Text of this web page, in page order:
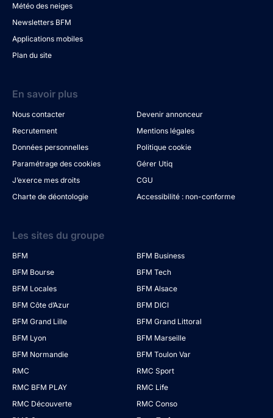
Météo des neiges
Newsletters BFM
Applications mobiles
Plan du site
En savoir plus
Nous contacter
Devenir annonceur
Recrutement
Mentions légales
Données personnelles
Politique cookie
Paramétrage des cookies
Gérer Utiq
J’exerce mes droits
CGU
Charte de déontologie
Accessibilité : non-conforme
Les sites du groupe
BFM
BFM Business
BFM Bourse
BFM Tech
BFM Locales
BFM Alsace
BFM Côte d’Azur
BFM DICI
BFM Grand Lille
BFM Grand Littoral
BFM Lyon
BFM Marseille
BFM Normandie
BFM Toulon Var
RMC
RMC Sport
RMC BFM PLAY
RMC Life
RMC Découverte
RMC Conso